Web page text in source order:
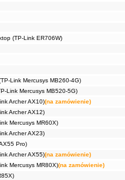
(TP-Link ER706W)
Link Mercusys MB260-4G)
Link Mercusys MB520-5G)
Archer AX10)(na zamówienie)
Archer AX12)
Mercusys MR60X)
Archer AX23)
Pro)
Archer AX55)(na zamówienie)
Mercusys MR80X)(na zamówienie)